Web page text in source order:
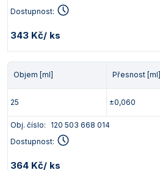
Dostupnost:
343 Kč/ ks
Objem [ml] Přesnost [ml]
25 ±0,060
Obj. číslo:
120 503 668 014
Dostupnost:
364 Kč/ ks